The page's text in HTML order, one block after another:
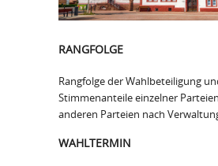
RANGFOLGE
Rangfolge der Wahlbeteiligung
Stimmenanteile einzelner
anderen Parteien nach
WAHLTERMIN